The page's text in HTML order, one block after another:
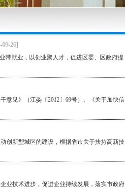
09-26]
带就业，以创业聚人才，促进区委、区政府提
意见》（江委〔2012〕69号）、《关于加快信
创新型城区的建设，根据省市关于扶持高新技
业技术进步，促进企业持续发展，落实市政府